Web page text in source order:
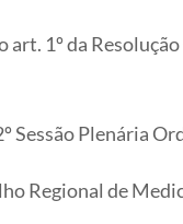
1º da
Sessão Plenária
Regional de